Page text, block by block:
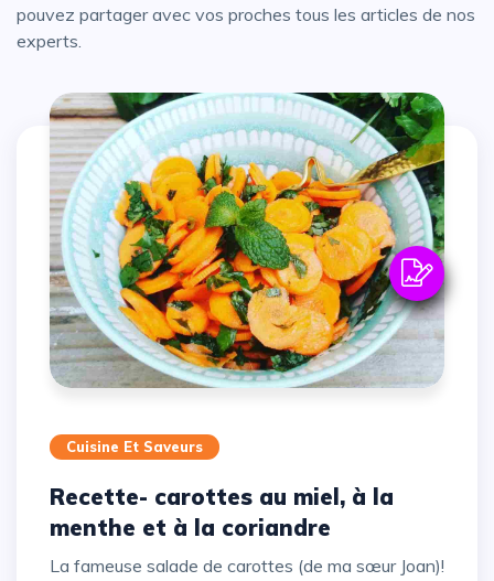
pouvez partager avec vos proches tous les articles de nos
experts.
Cuisine Et Saveurs
Recette- carottes au miel, à la
menthe et à la coriandre
La fameuse salade de carottes (de ma sœur Joan)!